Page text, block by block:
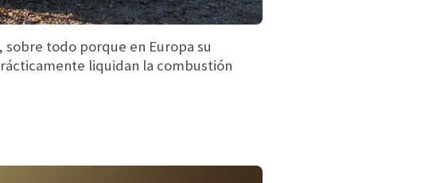
sobre todo porque en Europa su
liquidan la combustión